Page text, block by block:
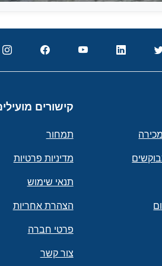
קישורים
תמחור
מדיניות פרטיות
תנאי שימוש
הצהרת אחריות
פרטי חברה
צור קשר